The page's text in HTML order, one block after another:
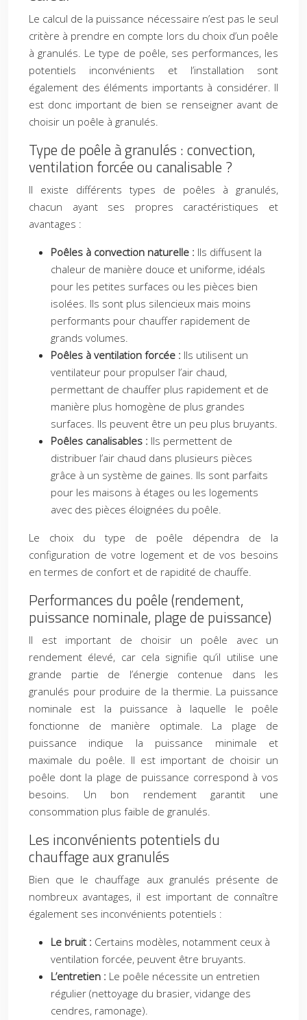
Le calcul de la puissance nécessaire n’est pas le seul
critère à prendre en compte lors du choix d’un poêle
à granulés. Le type de poêle, ses performances, les
potentiels inconvénients et l’installation sont
également des éléments importants à considérer. Il
est donc important de bien se renseigner avant de
choisir un poêle à granulés.
Type de poêle à granulés : convection,
ventilation forcée ou canalisable ?
Il existe différents types de poêles à granulés,
chacun ayant ses propres caractéristiques et
avantages :
Poêles à convection naturelle : Ils diffusent la
chaleur de manière douce et uniforme, idéals
pour les petites surfaces ou les pièces bien
isolées. Ils sont plus silencieux mais moins
performants pour chauffer rapidement de
grands volumes.
Poêles à ventilation forcée : Ils utilisent un
ventilateur pour propulser l’air chaud,
permettant de chauffer plus rapidement et de
manière plus homogène de plus grandes
surfaces. Ils peuvent être un peu plus bruyants.
Poêles canalisables : Ils permettent de
distribuer l’air chaud dans plusieurs pièces
grâce à un système de gaines. Ils sont parfaits
pour les maisons à étages ou les logements
avec des pièces éloignées du poêle.
Le choix du type de poêle dépendra de la
configuration de votre logement et de vos besoins
en termes de confort et de rapidité de chauffe.
Performances du poêle (rendement,
puissance nominale, plage de puissance)
Il est important de choisir un poêle avec un
rendement élevé, car cela signifie qu’il utilise une
grande partie de l’énergie contenue dans les
granulés pour produire de la thermie. La puissance
nominale est la puissance à laquelle le poêle
fonctionne de manière optimale. La plage de
puissance indique la puissance minimale et
maximale du poêle. Il est important de choisir un
poêle dont la plage de puissance correspond à vos
besoins. Un bon rendement garantit une
consommation plus faible de granulés.
Les inconvénients potentiels du
chauffage aux granulés
Bien que le chauffage aux granulés présente de
nombreux avantages, il est important de connaître
également ses inconvénients potentiels :
Le bruit : Certains modèles, notamment ceux à
ventilation forcée, peuvent être bruyants.
L’entretien : Le poêle nécessite un entretien
régulier (nettoyage du brasier, vidange des
cendres, ramonage).